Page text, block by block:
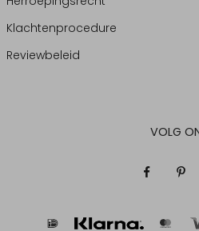
Klachtenprocedure
Reviewbeleid
VOLG